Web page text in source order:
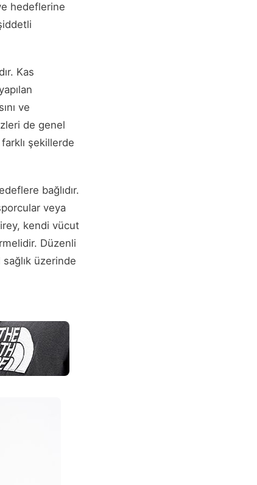
hedeflerine
Kas
ve
de genel
şekillerde
bağlıdır.
veya
kendi vücut
Düzenli
üzerinde